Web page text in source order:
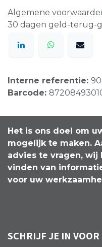
Algemene
30 dagen geld-terug-
Interne referentie:
Barcode:
Het is ons doel om
mogelijk te maken.
advies te vragen,
vinden van
voor uw
SCHRIJF JE IN